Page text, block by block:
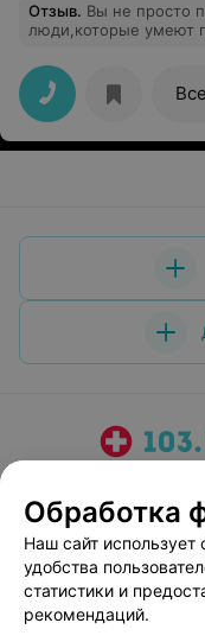
Отзыв. Вы не просто
люди,которые умеют
добрые сердца. Вы
Медицинский
Обработка
Наш сайт
удобства
статистики и
рекомендаций.